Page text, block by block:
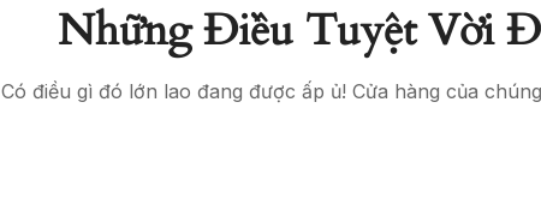
Những Điều Tuyệt Vời
Có điều gì đó lớn lao đang được ấp ủ! Cửa hàng của